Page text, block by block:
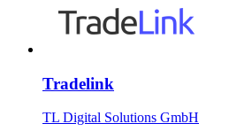
Tradelink
TL Digital Solutions GmbH